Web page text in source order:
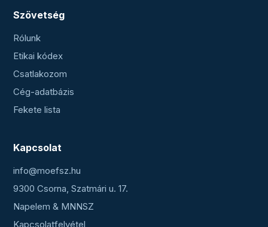
Szövetség
Rólunk
Etikai kódex
Csatlakozom
Cég-adatbázis
Fekete lista
Kapcsolat
info@moefsz.hu
9300 Csorna, Szatmári u. 17.
Napelem & MNNSZ
Kapcsolatfelvétel